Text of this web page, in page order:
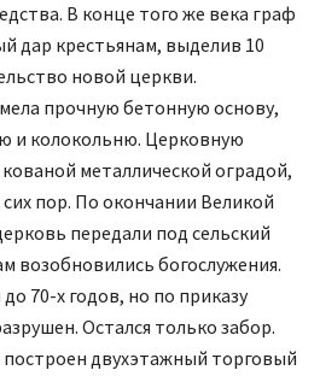
В конце того же века граф
дар крестьянам, выделив 10
новой церкви.
прочную бетонную основу,
и колокольню. Церковную
металлической оградой,
пор. По окончании Великой
передали под сельский
возобновились богослужения.
70-х годов, но по приказу
Остался только забор.
двухэтажный торговый